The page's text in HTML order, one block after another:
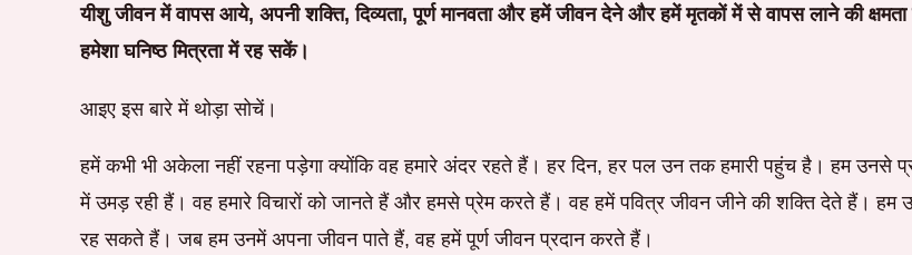
यीशु जीवन में वापस आये, अपनी शक्ति, दिव्यता, पूर्ण मानवता और हमें जीवन देने और हमें मृतकों में से वापस लाने की
हमेशा घनिष्ठ मित्रता में रह सकें।
आइए इस बारे में थोड़ा सोचें।
हमें कभी भी अकेला नहीं रहना पड़ेगा क्योंकि वह हमारे अंदर रहते हैं। हर दिन, हर पल उन तक हमारी पहुंच है। हम उनसे
में उमड़ रही हैं। वह हमारे विचारों को जानते हैं और हमसे प्रेम करते हैं। वह हमें पवित्र जीवन जीने की शक्ति देते हैं।
रह सकते हैं। जब हम उनमें अपना जीवन पाते हैं, वह हमें पूर्ण जीवन प्रदान करते हैं।